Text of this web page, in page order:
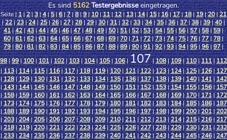
Es sind5162Testergebnisseeingetragen.
Seite |1|2|3|4|5|6|7|8|9|10|11|12|13|14|15|16|17|18|19|20|21
|22|23|24|25|26|27|28|29|30|31|32|33|34|35|36|37|38|39|40|
41|42|43|44|45|46|47|48|49|50|51|52|53|54|55|56|57|58|59|
60|61|62|63|64|65|66|67|68|69|70|71|72|73|74|75|76|77|78|
79|80|81|82|83|84|85|86|87|88|89|90|91|92|93|94|95|96|97|
98|99|100|101|102|103|104|105|106|107|108|109|110|111|112
|113|114|115|116|117|118|119|120|121|122|123|124|125|126|127
|128|129|130|131|132|133|134|135|136|137|138|139|140|141|142
|143|144|145|146|147|148|149|150|151|152|153|154|155|156|157
|158|159|160|161|162|163|164|165|166|167|168|169|170|171|172
|173|174|175|176|177|178|179|180|181|182|183|184|185|186|187
|188|189|190|191|192|193|194|195|196|197|198|199|200|201|202
|203|204|205|206|207|208|209|210|211|212|213|214|215|216|217
|218|219|220|221|222|223|224|225|226|227|228|229|230|231|232
|233|234|235|236|237|238|239|240|241|242|243|244|245|246|247